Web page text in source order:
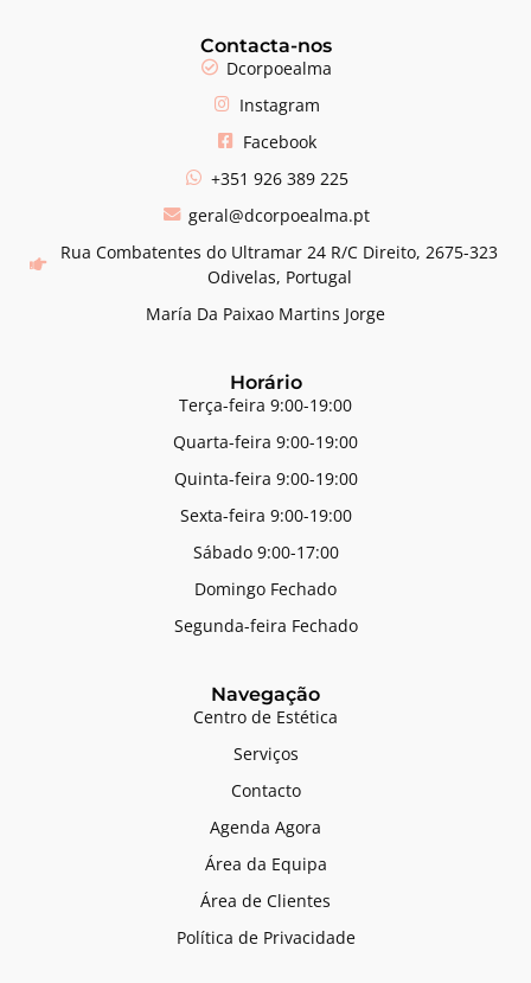
Contacta-nos
Dcorpoealma
Instagram
Facebook
+351 926 389 225
geral@dcorpoealma.pt
Rua Combatentes do Ultramar 24 R/C Direito, 2675-323
Odivelas, Portugal
María Da Paixao Martins Jorge
Horário
Terça-feira 9:00-19:00
Quarta-feira 9:00-19:00
Quinta-feira 9:00-19:00
Sexta-feira 9:00-19:00
Sábado 9:00-17:00
Domingo Fechado
Segunda-feira Fechado
Navegação
Centro de Estética
Serviços
Contacto
Agenda Agora
Área da Equipa
Área de Clientes
Política de Privacidade